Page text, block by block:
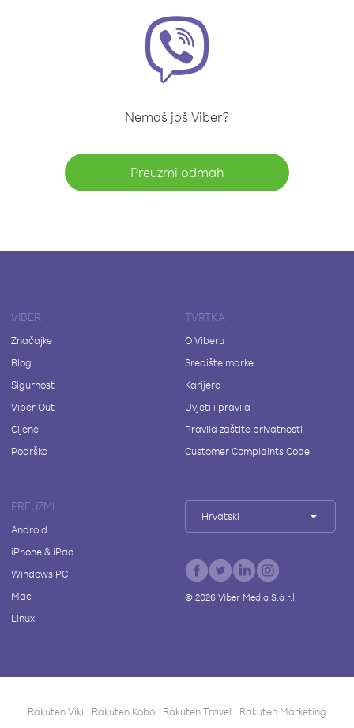
Nemaš još Viber?
Preuzmi odmah
VIBER
Značajke
Blog
Sigurnost
Viber Out
Cijene
Podrška
TVRTKA
O Viberu
Središte marke
Karijera
Uvjeti i pravila
Pravila zaštite privatnosti
Customer Complaints Code
PREUZMI
Android
iPhone & iPad
Windows PC
Mac
Linux
Hrvatski
© 2026Viber Media S.à r.l.
Rakuten Viki Rakuten Kobo Rakuten Travel Rakuten Marketing